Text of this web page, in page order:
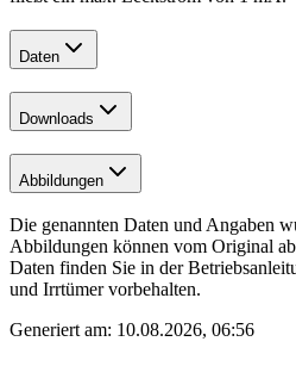
Daten
Downloads
Abbildungen
Die genannten Daten und Angaben
Abbildungen können vom Original
Daten finden Sie in der
und Irrtümer vorbehalten.
Generiert am: 10.08.2026, 06:56